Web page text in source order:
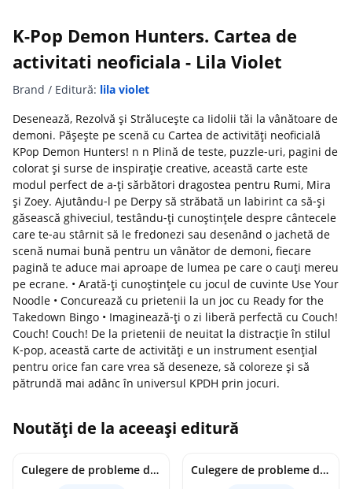
K-Pop Demon Hunters. Cartea de
activitati neoficiala - Lila Violet
Brand / Editură: lila violet
Desenează, Rezolvă și Strălucește ca Iidolii tăi la vânătoare de
demoni. Pășește pe scenă cu Cartea de activități neoficială
KPop Demon Hunters! n n Plină de teste, puzzle‑uri, pagini de
colorat și surse de inspirație creative, această carte este
modul perfect de a‑ți sărbători dragostea pentru Rumi, Mira
și Zoey. Ajutându‑l pe Derpy să străbată un labirint ca să‑și
găsească ghiveciul, testându‑ți cunoștințele despre cântecele
care te‑au stârnit să le fredonezi sau desenând o jachetă de
scenă numai bună pentru un vânător de demoni, fiecare
pagină te aduce mai aproape de lumea pe care o cauți mereu
pe ecrane. • Arată‑ți cunoștințele cu jocul de cuvinte Use Your
Noodle • Concurează cu prietenii la un joc cu Ready for the
Takedown Bingo • Imaginează‑ți o zi liberă perfectă cu Couch!
Couch! Couch! De la prietenii de neuitat la distracție în stilul
K‑pop, această carte de activități e un instrument esențial
pentru orice fan care vrea să deseneze, să coloreze și să
pătrundă mai adânc în universul KPDH prin jocuri.
Noutăți de la aceeași editură
Culegere de probleme de matematica - Clasa 7 - Ioana Monalisa Manea
Culegere de probleme de matematica - Clasa 6 - Ioana Monalisa Manea, Cristina Neagoe